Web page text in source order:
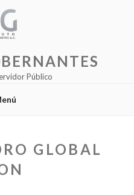
Público
GLOBAL